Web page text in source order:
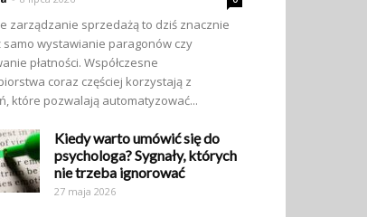
zarządzanie sprzedażą to dziś znacznie
samo wystawianie paragonów czy
płatności. Współczesne
coraz częściej korzystają z
które pozwalają automatyzować...
Kiedy warto umówić się do
psychologa? Sygnały, których
nie trzeba ignorować
27 maja 2026